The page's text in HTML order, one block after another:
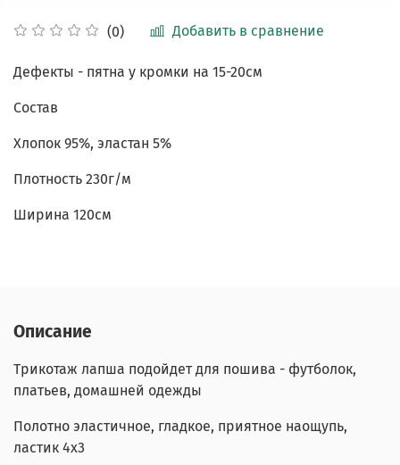
(0) Добавить в сравнение
Дефекты - пятна у кромки на 15-20см
Состав
Хлопок 95%, эластан 5%
Плотность 230г/м
Ширина 120см
Описание
Трикотаж лапша подойдет для пошива - футболок,
платьев, домашней одежды
Полотно эластичное, гладкое, приятное наощупь,
ластик 4х3